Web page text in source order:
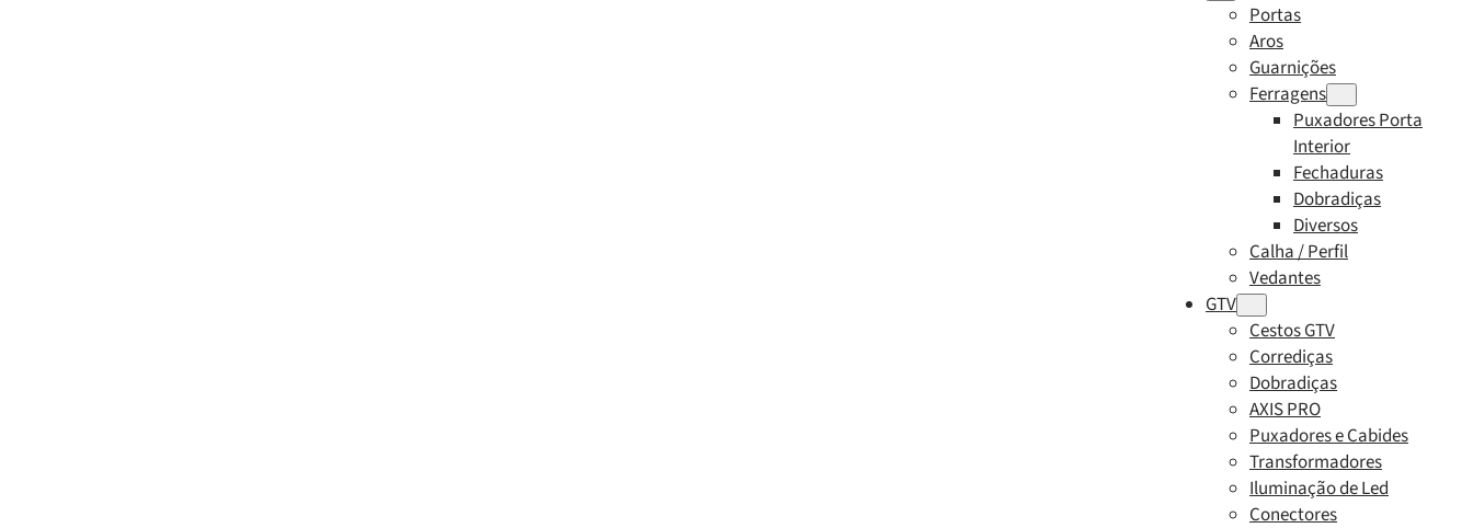
Portas
Aros
Guarnições
Ferragens
Puxadores Porta
Interior
Fechaduras
Dobradiças
Diversos
Calha / Perfil
Vedantes
GTV
Cestos GTV
Corrediças
Dobradiças
AXIS PRO
Puxadores e Cabides
Transformadores
Iluminação de Led
Conectores